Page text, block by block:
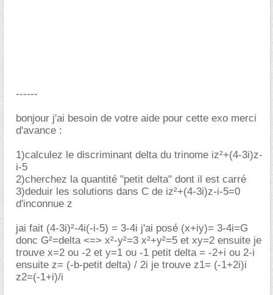
------
bonjour j'ai besoin de votre aide pour cette exo merci
d'avance :
1)calculez le discriminant delta du trinome iz²+(4-3i)z-
i-5
2)cherchez la quantité "petit delta" dont il est carré
3)deduir les solutions dans C de iz²+(4-3i)z-i-5=0
d'inconnue z
jai fait (4-3i)²-4i(-i-5) = 3-4i j'ai posé (x+iy)= 3-4i=G
donc G²=delta <=> x²-y²=3 x²+y²=5 et xy=2 ensuite je
trouve x=2 ou -2 et y=1 ou -1 petit delta = -2+i ou 2-i
ensuite z= (-b-petit delta) / 2i je trouve z1= (-1+2i)i
z2=(-1+i)/i